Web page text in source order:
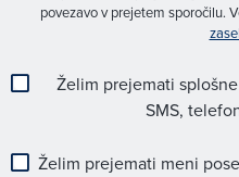
povezavo v prejetem sporočilu.
Želim prejemati
SMS,
Želim prejemati meni